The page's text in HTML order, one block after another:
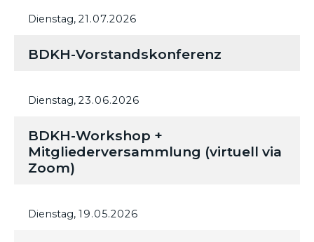
Dienstag, 21.07.2026
BDKH-Vorstandskonferenz
Dienstag, 23.06.2026
BDKH-Workshop +
Mitgliederversammlung (virtuell via
Zoom)
Dienstag, 19.05.2026